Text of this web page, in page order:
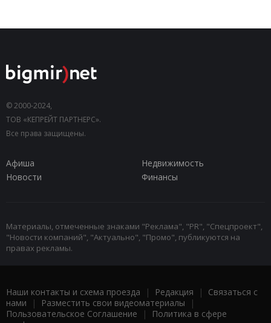
© 2000-2024,
ТОВ «КЕПРЕЙТ ПАРТНЕРС».
Все права защищены.
Афиша
Недвижимость
Новости
Финансы
Материалы, отмеченные знаками "Реклама", "PR", "Спецпроект",
"Новости компаний", "Актуально", "Промо", публикуются на
правах рекламы.
Наши контакты и схема проезда | Редакция | Связаться с
нами | Разместить свои видеоматериалы |
Пользовательское Соглашение |
Политика в сфере